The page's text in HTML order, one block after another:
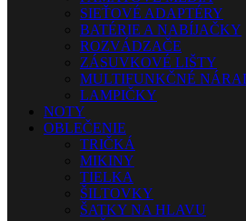
SIEŤOVÉ ADAPTÉRY
BATÉRIE A NABÍJAČKY
ROZVÁDZAČE
ZÁSUVKOVÉ LIŠTY
MULTIFUNKČNÉ
LAMPIČKY
NOTY
OBLEČENIE
TRIČKÁ
MIKINY
TIELKA
ŠILTOVKY
ŠATKY NA HLAVU